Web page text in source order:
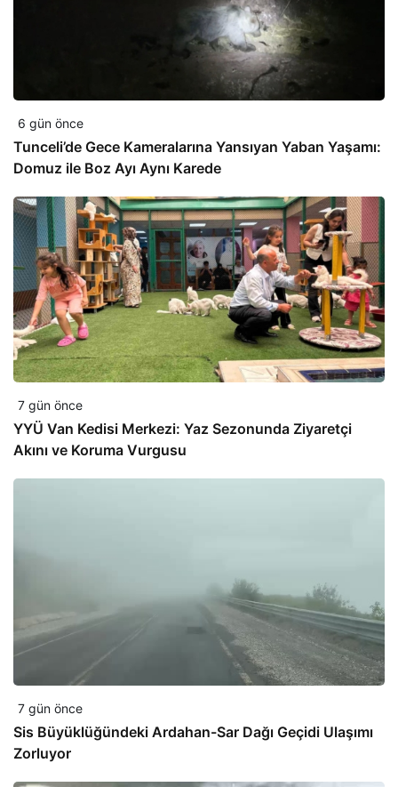
6 gün önce
Tunceli’de Gece Kameralarına Yansıyan Yaban Yaşamı:
Domuz ile Boz Ayı Aynı Karede
7 gün önce
YYÜ Van Kedisi Merkezi: Yaz Sezonunda Ziyaretçi
Akını ve Koruma Vurgusu
7 gün önce
Sis Büyüklüğündeki Ardahan-Sar Dağı Geçidi Ulaşımı
Zorluyor